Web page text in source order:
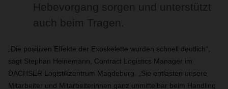
Hebevorgang sorgen und unterstützt
auch beim Tragen.
„Die positiven Effekte der Exoskelette wurden schnell deutlich“,
sagt Stephan Heinemann, Contract Logistics Manager im
DACHSER Logistikzentrum Magdeburg. „Sie entlasten unsere
Mitarbeiter und Mitarbeiterinnen ganz unmittelbar beim Handling